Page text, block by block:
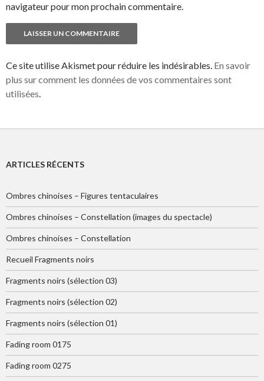
navigateur pour mon prochain commentaire.
Ce site utilise Akismet pour réduire les indésirables. En savoir
plus sur comment les données de vos commentaires sont
utilisées.
ARTICLES RÉCENTS
Ombres chinoises – Figures tentaculaires
Ombres chinoises – Constellation (images du spectacle)
Ombres chinoises – Constellation
Recueil Fragments noirs
Fragments noirs (sélection 03)
Fragments noirs (sélection 02)
Fragments noirs (sélection 01)
Fading room 0175
Fading room 0275